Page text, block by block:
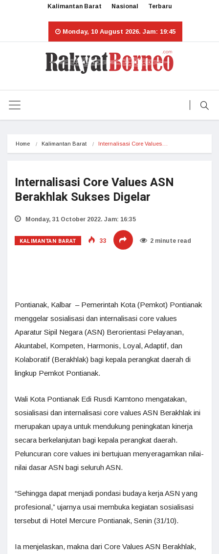
Kalimantan Barat Nasional Terbaru
Monday, 10 August 2026. Jam: 19:45
Home Kalimantan Barat Internalisasi Core Values…
Internalisasi Core Values ASN
Berakhlak Sukses Digelar
Monday, 31 October 2022. Jam: 16:35
KALIMANTAN BARAT 33 2 minute read
Pontianak, Kalbar – Pemerintah Kota (Pemkot) Pontianak
menggelar sosialisasi dan internalisasi core values
Aparatur Sipil Negara (ASN) Berorientasi Pelayanan,
Akuntabel, Kompeten, Harmonis, Loyal, Adaptif, dan
Kolaboratif (Berakhlak) bagi kepala perangkat daerah di
lingkup Pemkot Pontianak.
Wali Kota Pontianak Edi Rusdi Kamtono mengatakan,
sosialisasi dan internalisasi core values ASN Berakhlak ini
merupakan upaya untuk mendukung peningkatan kinerja
secara berkelanjutan bagi kepala perangkat daerah.
Peluncuran core values ini bertujuan menyeragamkan nilai-
nilai dasar ASN bagi seluruh ASN.
“Sehingga dapat menjadi pondasi budaya kerja ASN yang
profesional,” ujarnya usai membuka kegiatan sosialisasi
tersebut di Hotel Mercure Pontianak, Senin (31/10).
Ia menjelaskan, makna dari Core Values ASN Berakhlak,